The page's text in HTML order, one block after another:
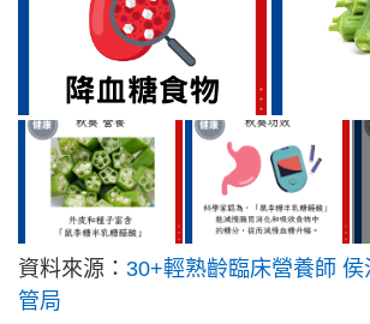
資料來源： 30+輕熟齡臨床營養師 侯
管局